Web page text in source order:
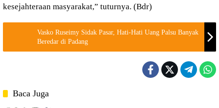
kesejahteraan masyarakat,” tuturnya. (Bdr)
Vasko Ruseimy Sidak Pasar, Hati-Hati Uang Palsu Banyak
Beredar di Padang
Baca Juga